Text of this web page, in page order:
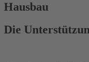
Hausbau
Die